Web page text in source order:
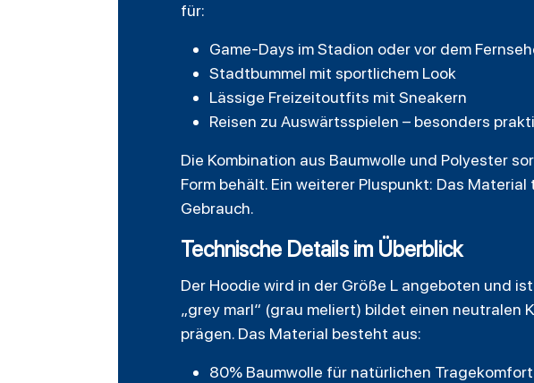
für:
Game-Days im Stadion oder vor dem
Stadtbummel mit sportlichem Look
Lässige Freizeitoutfits mit Sneakern
Reisen zu Auswärtsspielen – besonders
Die Kombination aus Baumwolle und Polyester
Form behält. Ein weiterer Pluspunkt: Das
Gebrauch.
Technische Details im Überblick
Der Hoodie wird in der Größe L angeboten und
„grey marl“ (grau meliert) bildet einen neutralen
prägen. Das Material besteht aus:
80% Baumwolle für natürlichen Tragekomfort